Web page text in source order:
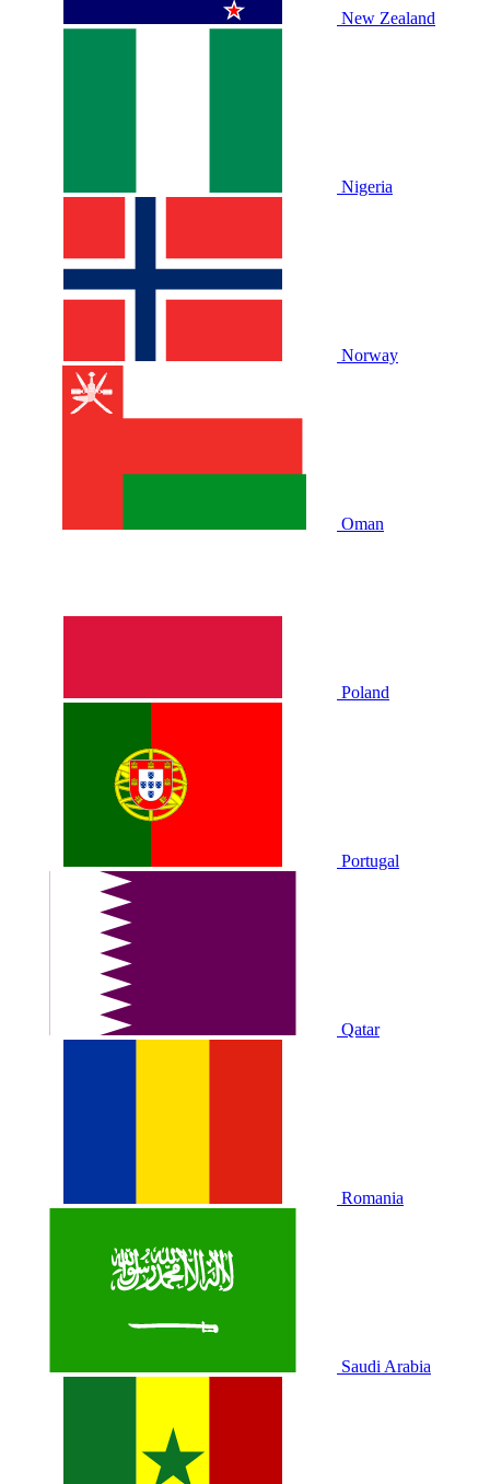
New Zealand
Nigeria
Norway
Oman
Poland
Portugal
Qatar
Romania
Saudi Arabia